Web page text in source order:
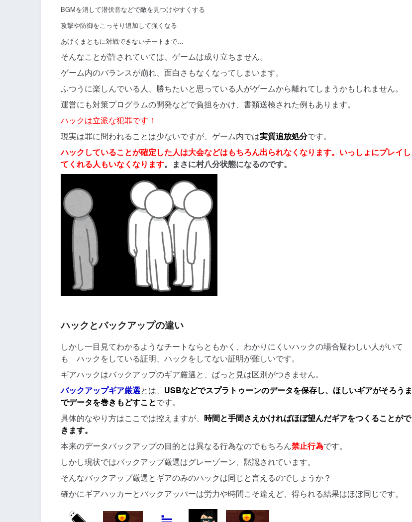
BGMを消して潜伏音などで敵を見つけやすくする
攻撃や防御をこっそり追加して強くなる
あげくまともに対戦できないチートまで…
そんなことが許されていては、ゲームは成り立ちません。
ゲーム内のバランスが崩れ、面白さもなくなってしまいます。
ふつうに楽しんでいる人、勝ちたいと思っている人がゲームから離れてしまうかもしれません。
運営にも対策プログラムの開発などで負担をかけ、書類送検された例もあります。
ハックは立派な犯罪です！
現実は罪に問われることは少ないですが、ゲーム内では実質追放処分です。
ハックしていることが確定した人は大会などはもちろん出られなくなります。いっしょにプレイし
てくれる人もいなくなります。まさに村八分状態になるのです。
ハックとバックアップの違い
しかし一目見てわかるようなチートならともかく、わかりにくいハックの場合疑わしい人がいて
も ハックをしている証明、ハックをしてない証明が難しいです。
ギアハックはバックアップのギア厳選と、ぱっと見は区別がつきません。
バックアップギア厳選とは、 USBなどでスプラトゥーンのデータを保存し、ほしいギアがそろうま
でデータを巻きもどすことです。
具体的なやり方はここでは控えますが、 時間と手間さえかければほぼ望んだギアをつくることがで
きます。
本来のデータバックアップの目的とは異なる行為なのでもちろん禁止行為です。
しかし現状ではバックアップ厳選はグレーゾーン、黙認されています。
そんなバックアップ厳選とギアのみのハックは同じと言えるのでしょうか？
確かにギアハッカーとバックアッパーは労力や時間こそ違えど、得られる結果はほぼ同じです。